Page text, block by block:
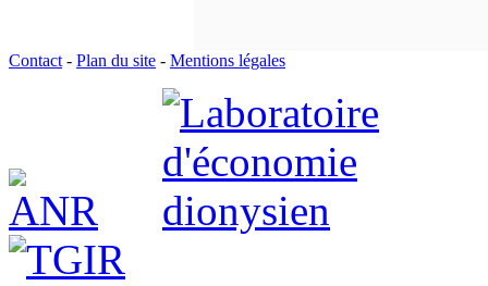
Contact- Plan du site - Mentions légales